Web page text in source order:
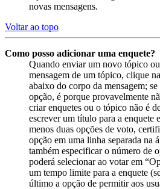
novas mensagens.
Voltar ao topo
Como posso adicionar uma enquete?
Quando enviar um novo tópico
mensagem de um tópico, clique
abaixo do corpo da mensagem;
opção, é porque provavelmente
criar enquetes ou o tópico não é
escrever um título para a enquete
menos duas opções de voto,
opção em uma linha separada na
também especificar o número de
poderá selecionar ao votar em
um tempo limite para a enquete
último a opção de permitir aos